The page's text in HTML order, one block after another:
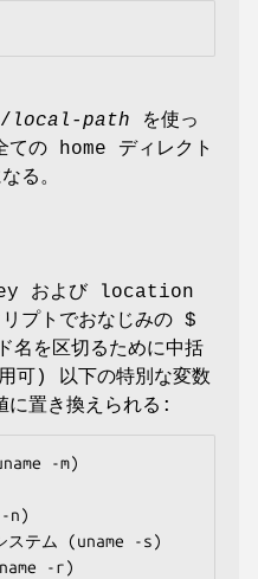
/ local-path を使っ
ての home ディレクト
る。
key および location
プトでおなじみの $
名を区切るために中括
) 以下の特別な変数
に置き換えられる: